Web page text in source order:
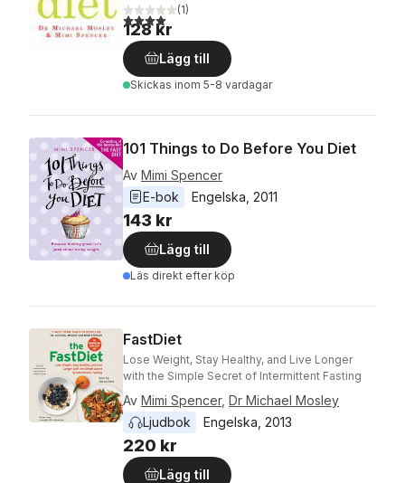
4,0utav 5 stjärnor. Totalt antal röster:
(1)
128 kr
Lägg till
Skickas inom 5-8 vardagar
101 Things to Do Before You Diet
Av Mimi Spencer
E-bok
Engelska 2011
143 kr
Lägg till
Läs direkt efter köp
FastDiet
Lose Weight, Stay Healthy, and Live Longer
with the Simple Secret of Intermittent Fasting
Av Mimi Spencer, Dr Michael Mosley
Ljudbok
Engelska 2013
220 kr
Lägg till